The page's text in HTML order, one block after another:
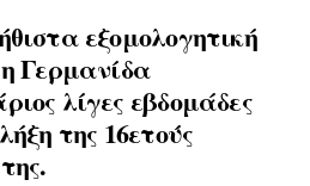
εξομολογητική
Γερμανίδα
λίγες εβδομάδες
της 16ετούς